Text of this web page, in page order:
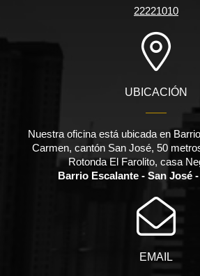
22221010
UBICACIÓN
Nuestra oficina está ubicada en
Carmen, cantón San José, 50
Rotonda El Farolito, casa
Barrio Escalante - San José
EMAIL